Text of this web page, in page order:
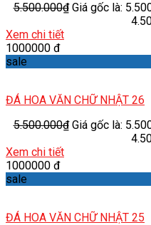
5.500.000₫ Giá gốc là:
Xem chi tiết
1000000 đ
sale
ĐÁ HOA VĂN CHỮ NHẬT 26
5.500.000₫ Giá gốc là:
Xem chi tiết
1000000 đ
sale
ĐÁ HOA VĂN CHỮ NHẬT 25